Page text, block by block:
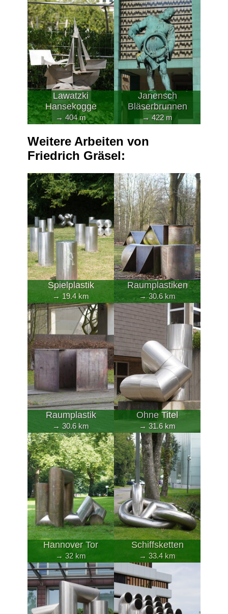
Lawatzki
Hansekogge
→ 404 m
Janensch
Bläserbrunnen
→ 422 m
Weitere Arbeiten von
Friedrich Gräsel:
Spielplastik
→ 19.4 km
Raumplastiken
→ 30.6 km
Raumplastik
→ 30.6 km
Ohne Titel
→ 31.6 km
Hannover Tor
→ 32 km
Schiffsketten
→ 33.4 km